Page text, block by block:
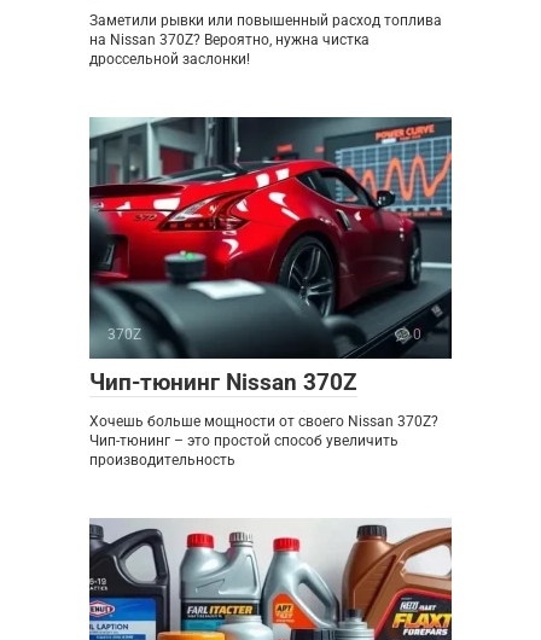
Заметили рывки или повышенный расход топлива
на Nissan 370Z? Вероятно, нужна чистка
дроссельной заслонки!
370Z 0
Чип-тюнинг Nissan 370Z
Хочешь больше мощности от своего Nissan 370Z?
Чип-тюнинг – это простой способ увеличить
производительность